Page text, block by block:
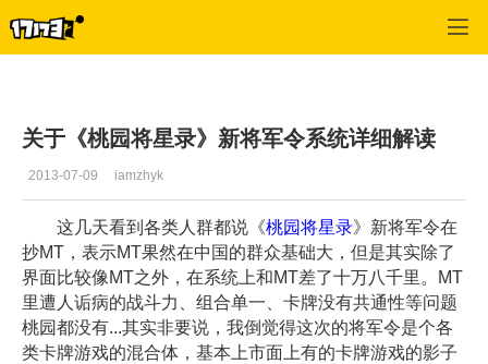
关于《桃园将星录》新将军令系统详细解读
2013-07-09 iamzhyk
这几天看到各类人群都说《桃园将星录》新将军令在
抄MT，表示MT果然在中国的群众基础大，但是其实除了
界面比较像MT之外，在系统上和MT差了十万八千里。MT
里遭人诟病的战斗力、组合单一、卡牌没有共通性等问题
桃园都没有...其实非要说，我倒觉得这次的将军令是个各
类卡牌游戏的混合体，基本上市面上有的卡牌游戏的影子